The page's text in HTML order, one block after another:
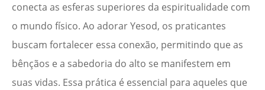
conecta as esferas superiores da espiritualidade com
o mundo físico. Ao adorar Yesod, os praticantes
buscam fortalecer essa conexão, permitindo que as
bênçãos e a sabedoria do alto se manifestem em
suas vidas. Essa prática é essencial para aqueles que